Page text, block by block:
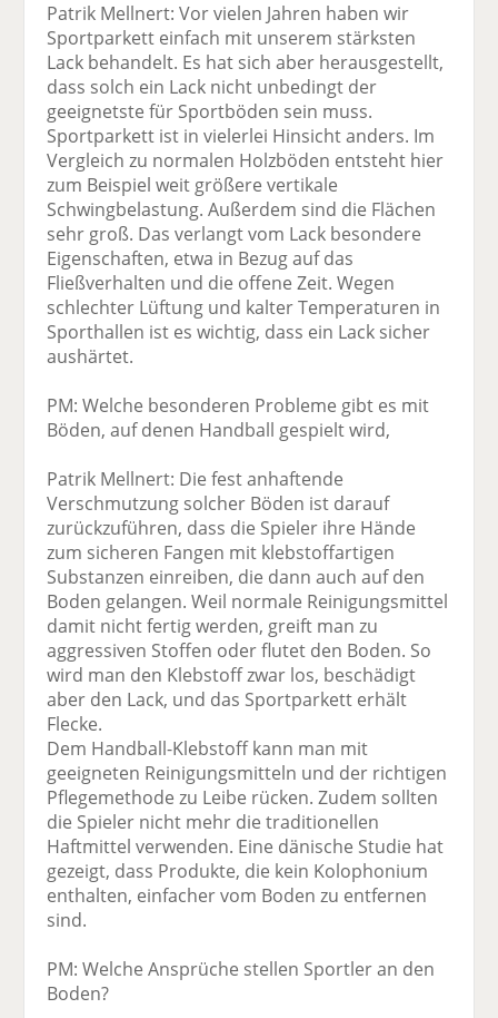
Patrik Mellnert: Vor vielen Jahren haben wir
Sportparkett einfach mit unserem stärksten
Lack behandelt. Es hat sich aber herausgestellt,
dass solch ein Lack nicht unbedingt der
geeignetste für Sportböden sein muss.
Sportparkett ist in vielerlei Hinsicht anders. Im
Vergleich zu normalen Holzböden entsteht hier
zum Beispiel weit größere vertikale
Schwingbelastung. Außerdem sind die Flächen
sehr groß. Das verlangt vom Lack besondere
Eigenschaften, etwa in Bezug auf das
Fließverhalten und die offene Zeit. Wegen
schlechter Lüftung und kalter Temperaturen in
Sporthallen ist es wichtig, dass ein Lack sicher
aushärtet.
PM: Welche besonderen Probleme gibt es mit
Böden, auf denen Handball gespielt wird,
Patrik Mellnert: Die fest anhaftende
Verschmutzung solcher Böden ist darauf
zurückzuführen, dass die Spieler ihre Hände
zum sicheren Fangen mit klebstoffartigen
Substanzen einreiben, die dann auch auf den
Boden gelangen. Weil normale Reinigungsmittel
damit nicht fertig werden, greift man zu
aggressiven Stoffen oder flutet den Boden. So
wird man den Klebstoff zwar los, beschädigt
aber den Lack, und das Sportparkett erhält
Flecke.
Dem Handball-Klebstoff kann man mit
geeigneten Reinigungsmitteln und der richtigen
Pflegemethode zu Leibe rücken. Zudem sollten
die Spieler nicht mehr die traditionellen
Haftmittel verwenden. Eine dänische Studie hat
gezeigt, dass Produkte, die kein Kolophonium
enthalten, einfacher vom Boden zu entfernen
sind.
PM: Welche Ansprüche stellen Sportler an den
Boden?